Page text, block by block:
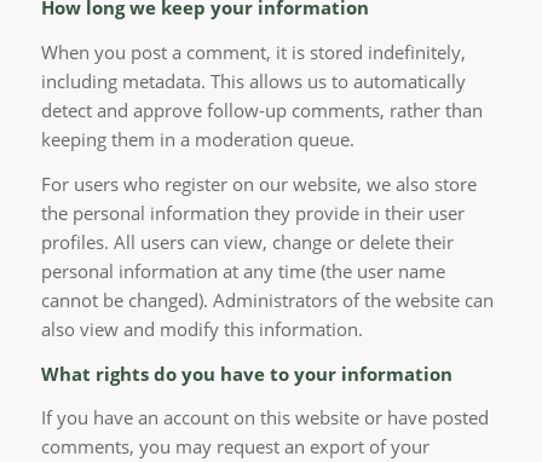
How long we keep your information
When you post a comment, it is stored indefinitely,
including metadata. This allows us to automatically
detect and approve follow-up comments, rather than
keeping them in a moderation queue.
For users who register on our website, we also store
the personal information they provide in their user
profiles. All users can view, change or delete their
personal information at any time (the user name
cannot be changed). Administrators of the website can
also view and modify this information.
What rights do you have to your information
If you have an account on this website or have posted
comments, you may request an export of your